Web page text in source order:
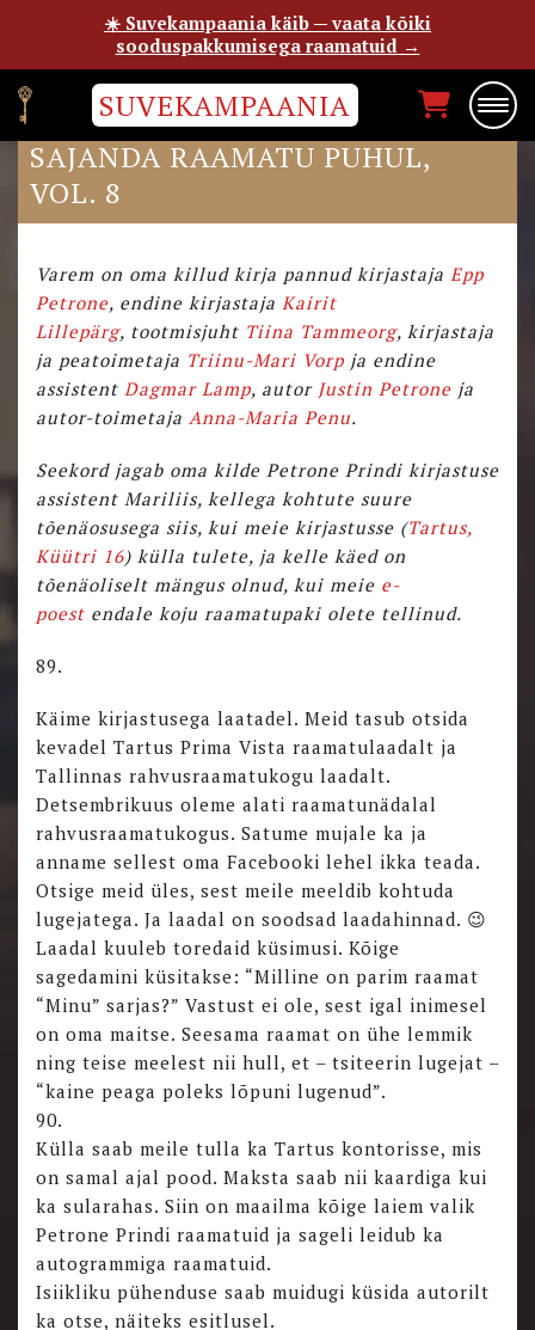
SUVEKAMPAANIA
SADA KILLUKEST “MINU” SARJA
SAJANDA RAAMATU PUHUL,
VOL. 8
Varem on oma killud kirja pannud kirjastaja Epp
Petrone, endine kirjastaja Kairit
Lillepärg, tootmisjuht Tiina Tammeorg, kirjastaja
ja peatoimetaja Triinu-Mari Vorp ja endine
assistent Dagmar Lamp, autor Justin Petrone ja
autor-toimetaja Anna-Maria Penu.
Seekord jagab oma kilde Petrone Prindi kirjastuse
assistent Mariliis, kellega kohtute suure
tõenäosusega siis, kui meie kirjastusse (Tartus,
Küütri 16) külla tulete, ja kelle käed on
tõenäoliselt mängus olnud, kui meie e-
poest endale koju raamatupaki olete tellinud.
89.
Käime kirjastusega laatadel. Meid tasub otsida
kevadel Tartus Prima Vista raamatulaadalt ja
Tallinnas rahvusraamatukogu laadalt.
Detsembrikuus oleme alati raamatunädalal
rahvusraamatukogus. Satume mujale ka ja
anname sellest oma Facebooki lehel ikka teada.
Otsige meid üles, sest meile meeldib kohtuda
lugejatega. Ja laadal on soodsad laadahinnad. 😉
Laadal kuuleb toredaid küsimusi. Kõige
sagedamini küsitakse: “Milline on parim raamat
“Minu” sarjas?” Vastust ei ole, sest igal inimesel
on oma maitse. Seesama raamat on ühe lemmik
ning teise meelest nii hull, et – tsiteerin lugejat –
“kaine peaga poleks lõpuni lugenud”.
90.
Külla saab meile tulla ka Tartus kontorisse, mis
on samal ajal pood. Maksta saab nii kaardiga kui
ka sularahas. Siin on maailma kõige laiem valik
Petrone Prindi raamatuid ja sageli leidub ka
autogrammiga raamatuid.
Isiikliku pühenduse saab muidugi küsida autorilt
ka otse, näiteks esitlusel.
☀️ Suvekampaania käib — vaata kõiki
sooduspakkumisega raamatuid →